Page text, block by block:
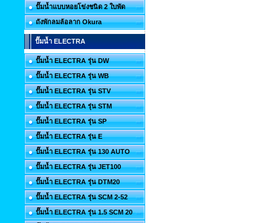
ปั๊มน้ำแบบหอยโข่งชนิด 2 ใบพัด
ถังพักลมล้อลาก Okura
ปั๊มน้ำ ELECTRA
ปั๊มน้ำ ELECTRA รุ่น DW
ปั๊มน้ำ ELECTRA รุ่น WB
ปั๊มน้ำ ELECTRA รุ่น STV
ปั๊มน้ำ ELECTRA รุ่น STM
ปั๊มน้ำ ELECTRA รุ่น SP
ปั๊มน้ำ ELECTRA รุ่น E
ปั๊มน้ำ ELECTRA รุ่น 130 AUTO
ปั๊มน้ำ ELECTRA รุ่น JET100
ปั๊มน้ำ ELECTRA รุ่น DTM20
ปั๊มน้ำ ELECTRA รุ่น SCM 2-52
ปั๊มน้ำ ELECTRA รุ่น 1.5 SCM 20